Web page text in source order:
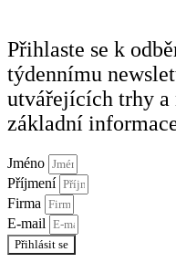
Přihlaste se k
týdennímu
utvářejících trhy a
základní
Jméno
Příjmení
Firma
E-mail
Přihlásit se